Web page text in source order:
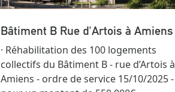
Bâtiment B Rue d'Artois à Amiens
· Réhabilitation des 100 logements
collectifs du Bâtiment B - rue d’Artois à
Amiens - ordre de service 15/10/2025 -